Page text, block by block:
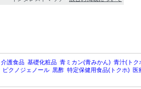
介護食品 基礎化粧品 青ミカン(青みかん) 青汁(トク
ピクノジェノール 黒酢 特定保健用食品(トクホ) 医